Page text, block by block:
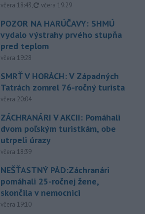
včera 18:43, aktualizované
včera 19:29
POZOR NA HARÚČAVY: SHMÚ
vydalo výstrahy prvého stupňa
pred teplom
včera 19:28
SMRŤ V HORÁCH: V Západných
Tatrách zomrel 76-ročný turista
včera 20:04
ZÁCHRANÁRI V AKCII: Pomáhali
dvom poľským turistkám, obe
utrpeli úrazy
včera 18:39
NEŠŤASTNÝ PÁD:Záchranári
pomáhali 25-ročnej žene,
skončila v nemocnici
včera 19:10